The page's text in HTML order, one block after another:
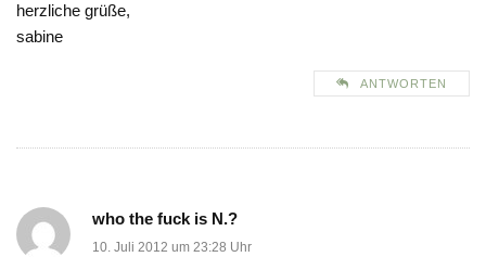
herzliche grüße,
sabine
ANTWORTEN
who the fuck is N.?
10. Juli 2012 um 23:28 Uhr